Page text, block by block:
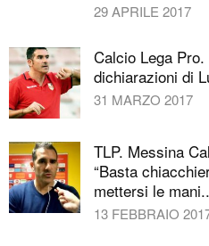
29 APRILE 2017
Calcio Lega
dichiarazioni di
31 MARZO 2017
TLP. Messina
“Basta
mettersi le
13 FEBBRAIO